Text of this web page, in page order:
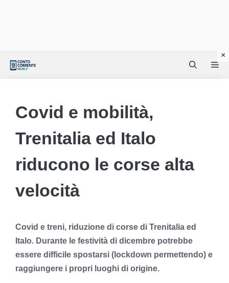
Covid e mobilità,
Trenitalia ed Italo
riducono le corse alta
velocità
Covid e treni, riduzione di corse di Trenitalia ed
Italo. Durante le festività di dicembre potrebbe
essere difficile spostarsi (lockdown permettendo) e
raggiungere i propri luoghi di origine.